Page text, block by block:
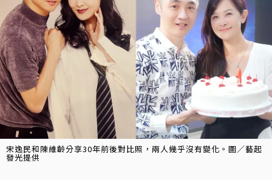
宋逸民和陳維齡分享30年前後對比照，兩人幾乎沒有變化。圖／藝起
發光提供